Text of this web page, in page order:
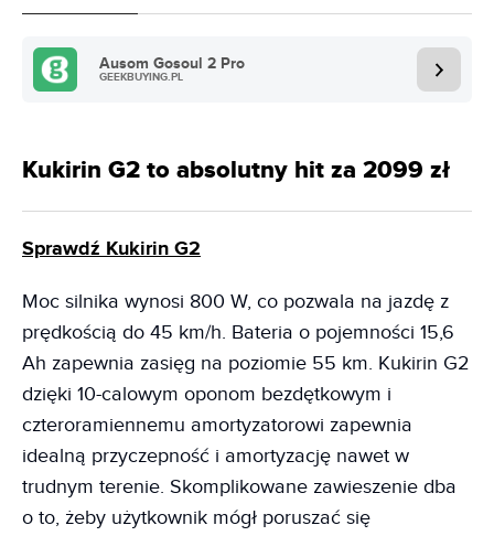
Ausom Gosoul 2 Pro
GEEKBUYING.PL
Kukirin G2 to absolutny hit za 2099 zł
Sprawdź Kukirin G2
Moc silnika wynosi 800 W, co pozwala na jazdę z
prędkością do 45 km/h. Bateria o pojemności 15,6
Ah zapewnia zasięg na poziomie 55 km. Kukirin G2
dzięki 10-calowym oponom bezdętkowym i
czteroramiennemu amortyzatorowi zapewnia
idealną przyczepność i amortyzację nawet w
trudnym terenie. Skomplikowane zawieszenie dba
o to, żeby użytkownik mógł poruszać się